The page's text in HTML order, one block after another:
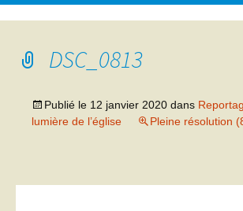
DSC_0813
Publié le 12 janvier 2020 dans
lumière de l’église
Pleine résolution